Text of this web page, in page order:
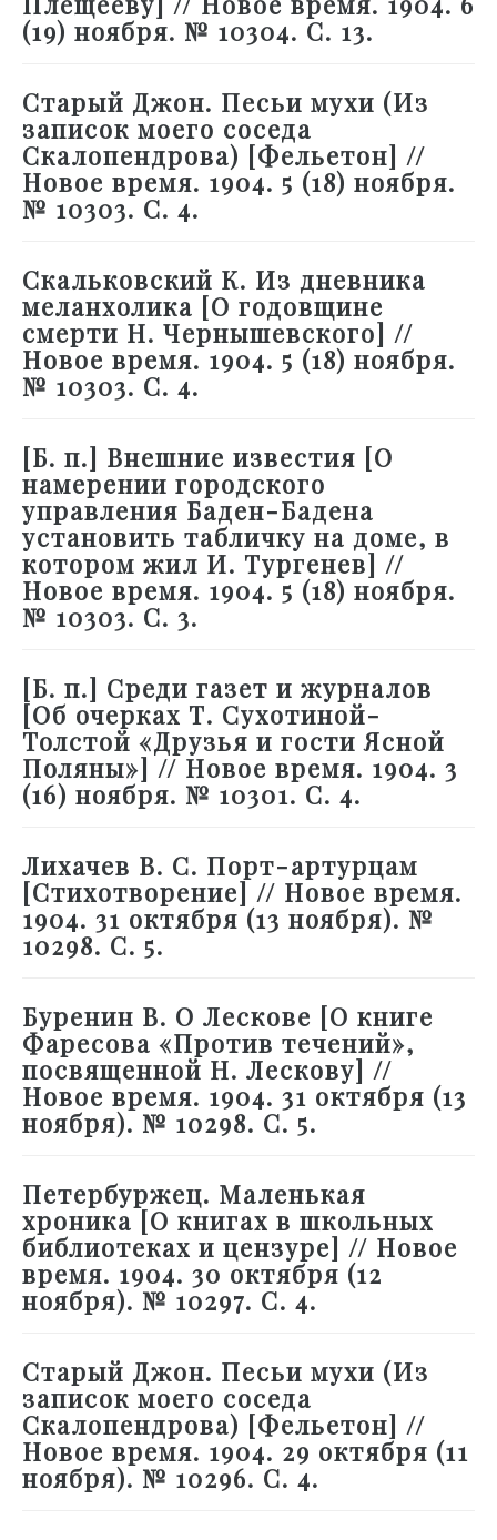
(19) ноября. № 10304. С. 13.
Старый Джон. Песьи мухи (Из
записок моего соседа
Скалопендрова) [Фельетон] //
Новое время. 1904. 5 (18) ноября.
№ 10303. С. 4.
Скальковский К. Из дневника
меланхолика [О годовщине
смерти Н. Чернышевского] //
Новое время. 1904. 5 (18) ноября.
№ 10303. С. 4.
[Б. п.] Внешние известия [О
намерении городского
управления Баден-Бадена
установить табличку на доме, в
котором жил И. Тургенев] //
Новое время. 1904. 5 (18) ноября.
№ 10303. С. 3.
[Б. п.] Среди газет и журналов
[Об очерках Т. Сухотиной-
Толстой «Друзья и гости Ясной
Поляны»] // Новое время. 1904. 3
(16) ноября. № 10301. С. 4.
Лихачев В. С. Порт-артурцам
[Стихотворение] // Новое время.
1904. 31 октября (13 ноября). №
10298. С. 5.
Буренин В. О Лескове [О книге
Фаресова «Против течений»,
посвященной Н. Лескову] //
Новое время. 1904. 31 октября (13
ноября). № 10298. С. 5.
Петербуржец. Маленькая
хроника [О книгах в школьных
библиотеках и цензуре] // Новое
время. 1904. 30 октября (12
ноября). № 10297. С. 4.
Старый Джон. Песьи мухи (Из
записок моего соседа
Скалопендрова) [Фельетон] //
Новое время. 1904. 29 октября (11
ноября). № 10296. С. 4.